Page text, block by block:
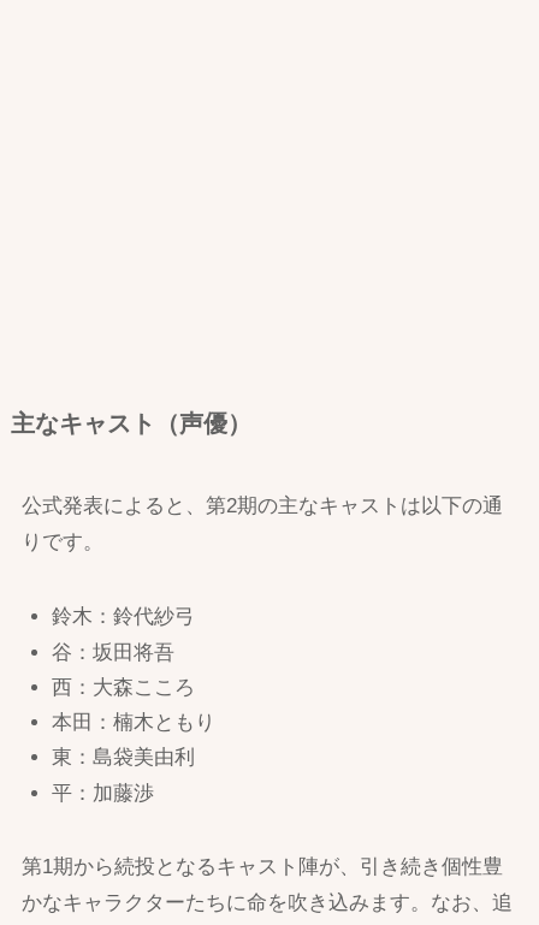
主なキャスト（声優）
公式発表によると、第2期の主なキャストは以下の通
りです。
鈴木：鈴代紗弓
谷：坂田将吾
西：大森こころ
本田：楠木ともり
東：島袋美由利
平：加藤渉
第1期から続投となるキャスト陣が、引き続き個性豊
かなキャラクターたちに命を吹き込みます。なお、追